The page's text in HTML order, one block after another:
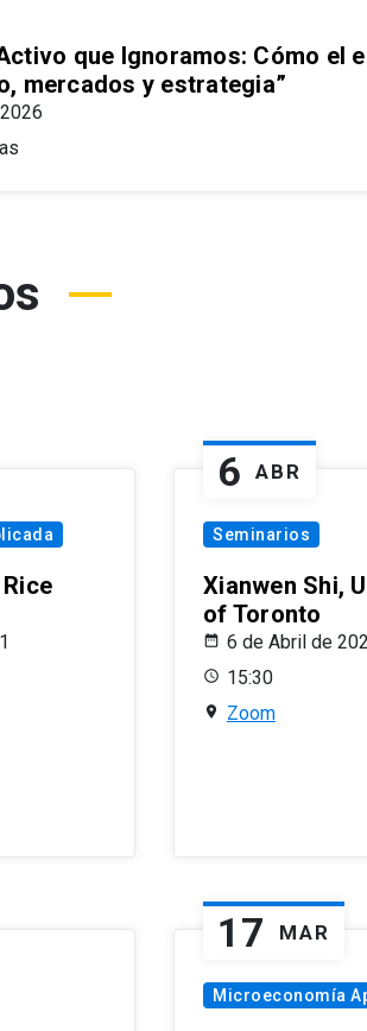
que Ignoramos: Cómo el
mercados y estrategia”
6 ABR
Seminarios
Xianwen Shi,
of Toronto
6 de Abril de
15:30
Zoom
17 MAR
Microeconomía